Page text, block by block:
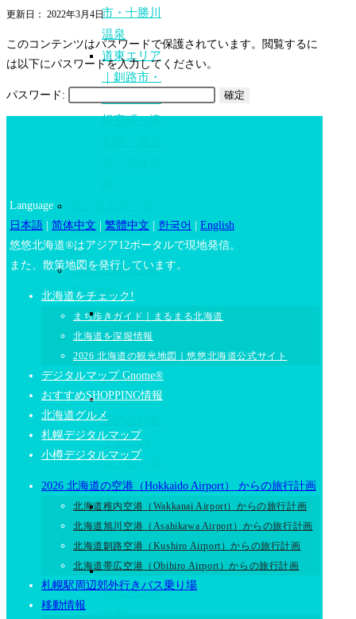
市・十勝川
温泉
道東エリア
｜釧路市・
根室町・津
Gnome®（ノー
ム）
2026 北海道の深
堀り情報
北海道の四
季｜北海道
の季節を写
真で紹介
2026 北海
道の花特集
｜季節の
花・桜・高
山植物
2026 北海
道の人気動
物
はこだて旅
するパスポ
更新日： 2022年3月4日
このコンテンツはパスワードで保護されています。閲覧するに
は以下にパスワードを入力してください。
パスワード:
Language
日本語
简体中文 繁體中文 한국어
English
悠悠北海道®はアジア12ポータルで現地発信。
また、散策地図を発行しています。
北海道をチェック!
まち歩きガイド｜まるまる北海道
北海道を深堀情報
2026 北海道の観光地図｜悠悠北海道公式サイト
デジタルマップ Gnome®
おすすめSHOPPING情報
北海道グルメ
札幌デジタルマップ
小樽デジタルマップ
2026 北海道の空港（Hokkaido Airport） からの旅行計画
北海道稚内空港（Wakkanai Airport）からの旅行計画
北海道旭川空港（Asahikawa Airport）からの旅行計画
北海道釧路空港（Kushiro Airport）からの旅行計画
北海道帯広空港（Obihiro Airport）からの旅行計画
札幌駅周辺郊外行きバス乗り場
移動情報